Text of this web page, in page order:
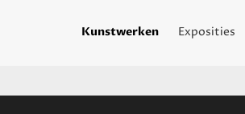
Kunstwerken Exposities